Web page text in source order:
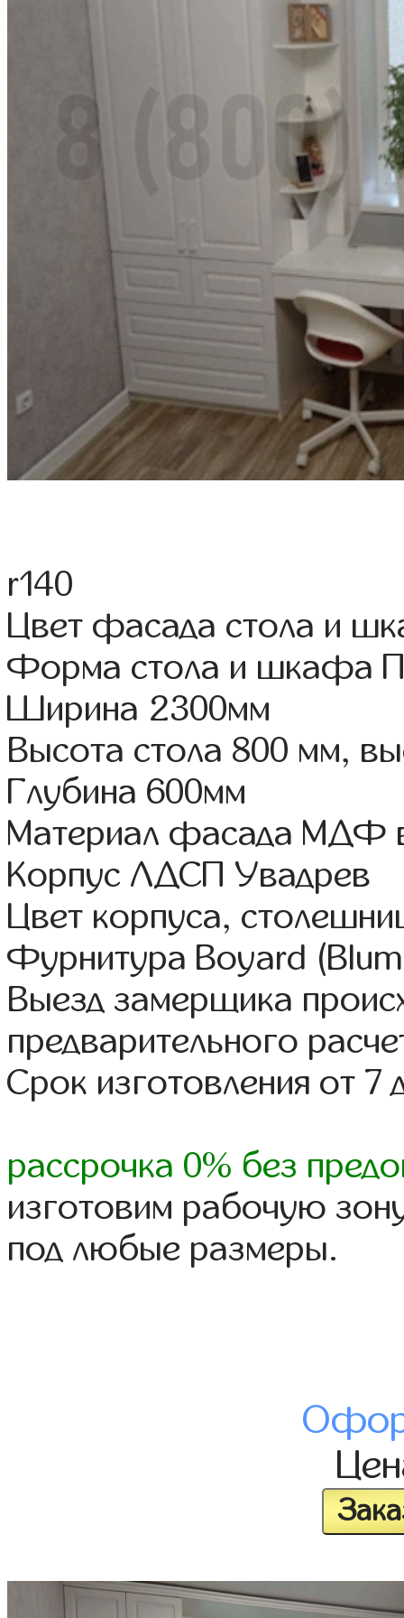
r140
Цвет фасада стола и
Форма стола и шкафа
Ширина 2300мм
Высота стола 800 мм,
Глубина 600мм
Материал фасада МДФ
Корпус ЛДСП Увадрев
Цвет корпуса,
Фурнитура Boyard
Выезд замерщика
предварительного
Срок изготовления от 7
рассрочка 0% без
изготовим рабочую
под любые размеры.